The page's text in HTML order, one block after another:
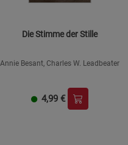
Die Stimme der Stille
Annie Besant, Charles W. Leadbeater
4,99 €